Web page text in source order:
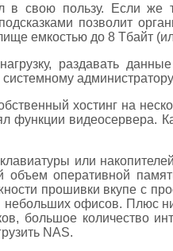
в свою пользу. Если же
позволит
емкостью до 8 Тбайт
раздавать
хостинг на
видеосервера.
или
оперативной
прошивки вкупе с
офисов. Плюс
большое количество
NAS.